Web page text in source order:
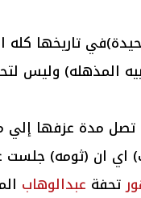
تاريخها
المذهله) وليس
تصل مدة عزفها إلي
اي ان (ثومه) جلست
تحفة عبدالوهاب